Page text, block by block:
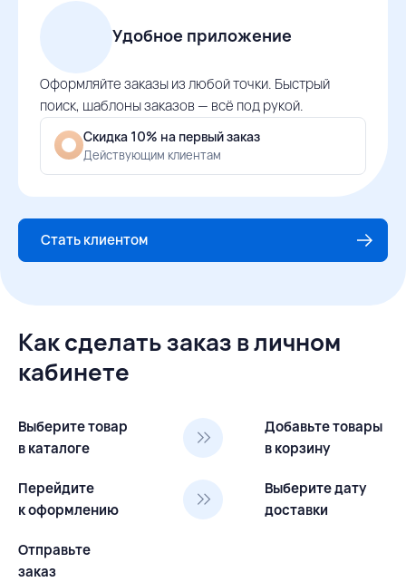
Удобное приложение
Оформляйте заказы из любой точки. Быстрый
поиск, шаблоны заказов — всё под рукой.
Скидка 10% на первый заказ
Действующим клиентам
Стать клиентом
Как сделать заказ в личном
кабинете
Выберите товар
в каталоге
Добавьте товары
в корзину
Перейдите
к оформлению
Выберите дату
доставки
Отправьте
заказ